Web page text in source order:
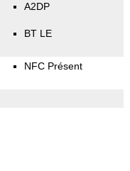
A2DP
BT LE
NFC Présent